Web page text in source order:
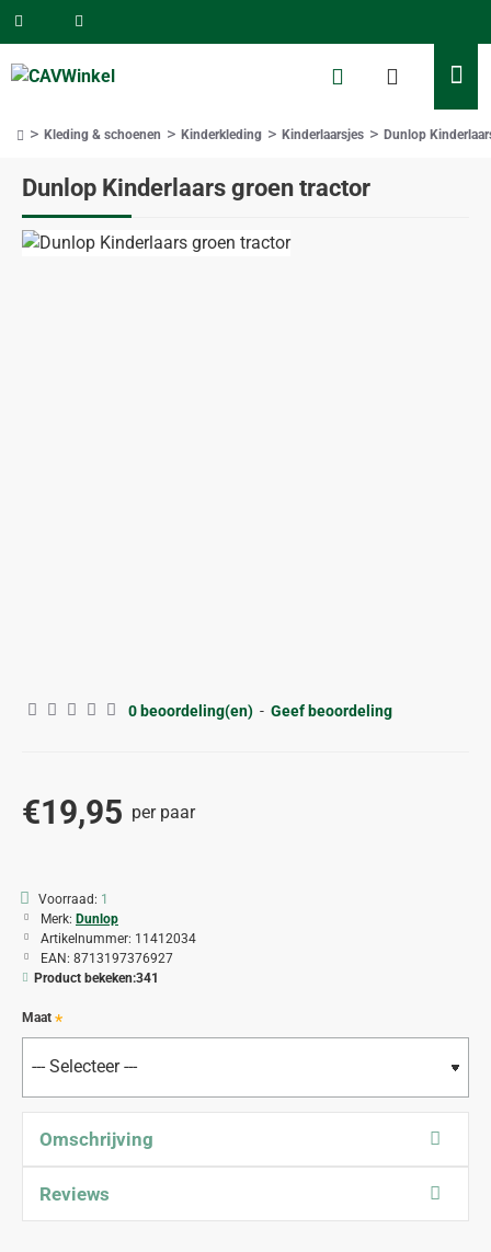
Dunlop Kinderlaars groen tractor
Kleding & schoenen Kinderkleding Kinderlaarsjes Dunlop
0 beoordeling(en) - Geef beoordeling
€19,95 per paar
Voorraad: 1
Merk: Dunlop
Artikelnummer: 11412034
EAN: 8713197376927
Product bekeken:341
Maat
Omschrijving
Reviews